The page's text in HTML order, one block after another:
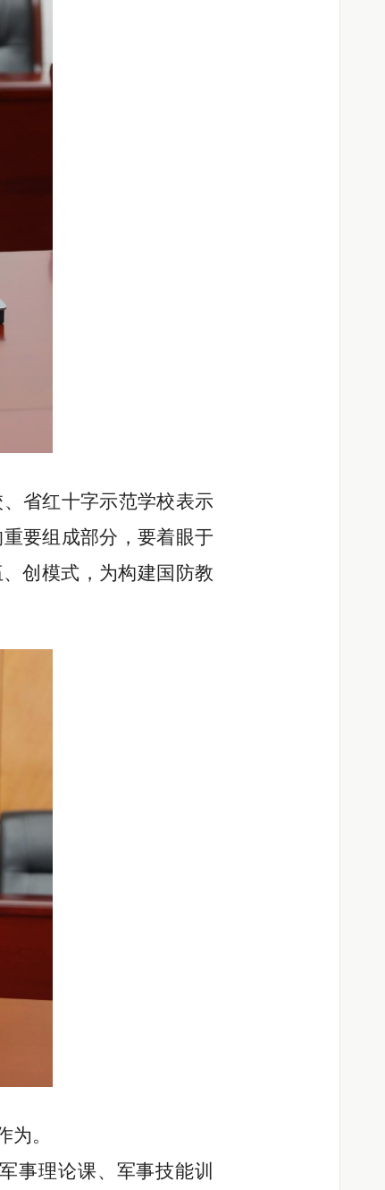
省红十字示范学校表示
要组成部分，要着眼于
创模式，为构建国防教
。
军事理论课、军事技能训